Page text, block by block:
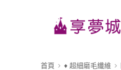
首頁 ♦ 超細磨毛纖維